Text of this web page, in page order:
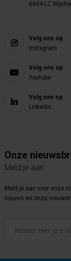
6604 LZ
Volg ons op
Instagram
Volg ons op
Youtube
Volg ons op
Linkedin
Onze
Meld je aan
Meld je aan voor onze
nieuws en onze